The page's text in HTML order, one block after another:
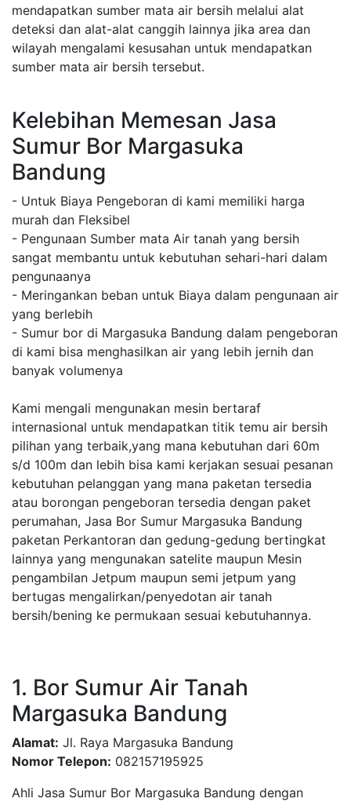
mendapatkan sumber mata air bersih melalui alat
deteksi dan alat-alat canggih lainnya jika area dan
wilayah mengalami kesusahan untuk mendapatkan
sumber mata air bersih tersebut.
Kelebihan Memesan Jasa
Sumur Bor Margasuka
Bandung
- Untuk Biaya Pengeboran di kami memiliki harga
murah dan Fleksibel
- Pengunaan Sumber mata Air tanah yang bersih
sangat membantu untuk kebutuhan sehari-hari dalam
pengunaanya
- Meringankan beban untuk Biaya dalam pengunaan air
yang berlebih
- Sumur bor di Margasuka Bandung dalam pengeboran
di kami bisa menghasilkan air yang lebih jernih dan
banyak volumenya
Kami mengali mengunakan mesin bertaraf
internasional untuk mendapatkan titik temu air bersih
pilihan yang terbaik,yang mana kebutuhan dari 60m
s/d 100m dan lebih bisa kami kerjakan sesuai pesanan
kebutuhan pelanggan yang mana paketan tersedia
atau borongan pengeboran tersedia dengan paket
perumahan, Jasa Bor Sumur Margasuka Bandung
paketan Perkantoran dan gedung-gedung bertingkat
lainnya yang mengunakan satelite maupun Mesin
pengambilan Jetpum maupun semi jetpum yang
bertugas mengalirkan/penyedotan air tanah
bersih/bening ke permukaan sesuai kebutuhannya.
1. Bor Sumur Air Tanah
Margasuka Bandung
Alamat: Jl. Raya Margasuka Bandung
Nomor Telepon: 082157195925
Ahli Jasa Sumur Bor Margasuka Bandung dengan